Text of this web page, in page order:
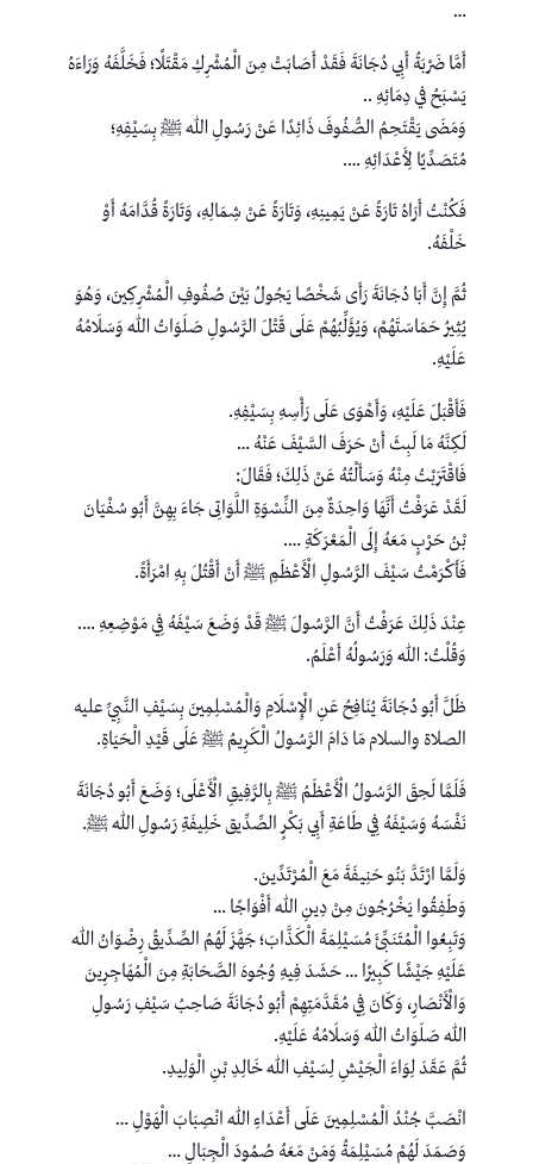
…
أَمَّا ضَرْبَةُ أَبِي دُجَانَةَ فَقَدْ أَصَابَتْ مِنَ الْمُشْرِكِ مَقْتَلًا؛ فَخَلَّفَهُ وَرَاءَهُ
يَسْبَحُ في دِمَائِهِ ..
وَمَضَى يَقْتَحِمُ الصُّفُوفَ ذَائِدًا عَنْ رَسُولِ اللهِ ﷺ بِسَيْفِهِ؛
مُتَصَدِّيًا لِأَعْدَائِهِ ….
فَكُنْتُ أَرَاهُ تَارَةً عَنْ يَمِينِهِ، وَتَارَةً عَنْ شِمَالِهِ، وَتَارَةً قُدَّامَهُ أَوْ
خَلْفَهُ.
ثُمَّ إِنَّ أَبَا دُجَانَةَ رَأَى شَخْصًا يَجُولُ بَيْنَ صُفُوفِ الْمُشْرِكِينَ، وَهُوَ
يُثِيرُ حَمَاسَتَهُمْ، وَيُؤَلِّبُهُمْ عَلَى قَتْلَ الرَّسُولِ صَلَوَاتُ اللهِ وَسَلَامُهُ
عَلَيْهِ.
فَأَقْبَلَ عَلَيْهِ، وَأَهْوَى عَلَى رَأْسِهِ بِسَيْفِهِ.
لَكِنَّهُ مَا لَبِثَ أَنْ حَرَفَ السَّيْفَ عَنْهُ …
فَاقْتَرَبْتُ مِنْهُ وَسَأَلْتُهُ عَنْ ذَلِكَ؛ فَقَالَ:
لَقَدْ عَرَفْتُ أَنَّهَا وَاحِدَةٌ مِنَ النِّسْوَةِ اللَّوَاتِى جَاءَ بِهِنَّ أَبُو سُفْيَانَ
بْنُ حَرْبٍ مَعَهُ إِلَى الْمَعْرَكَةِ ….
فَأَكْرَمْتُ سَيْفَ الرَّسُولِ الْأَعْظَمِ ﷺ أَنْ أَقْتُلَ بِهِ امْرَأَةً.
عِنْدَ ذَلِكَ عَرَفْتُ أَنَّ الرَّسُولَ ﷺ قَدْ وَضَعَ سَيْفَهُ فِي مَوْضِعِهِ ….
وَقُلْتُ: اللهُ وَرَسُولُهُ أَعْلَمُ.
ظَلَّ أَبُو دُجَانَةَ يُنَافِحُ عَنِ الْإِسْلَامِ وَالْمُسْلِمِينَ بِسَيْفِ النَّبِيِّ عليه
الصلاة والسلام مَا دَامَ الرَّسُولُ الْكَرِيمُ ﷺ عَلَى قَيْدِ الْحَيَاةِ.
فَلَمَّا لَحِقَ الرَّسُولُ الْأَعْظَمُ ﷺ بِالرَّفِيقِ الْأَعْلَى؛ وَضَعَ أَبُو دُجَانَةَ
نَفْسَهُ وَسَيْفَهُ فِي طَاعَةِ أَبِي بَكْرٍ الصِّدِّيق خَلِيفَةِ رَسُولِ اللهِ ﷺ.
وَلَمَّا ارْتَدَّ بَنُو حَنِيفَةَ مَعَ الْمُرْتَدِّينَ.
وَطَفِقُوا يَخْرُجُونَ مِنْ دِينِ اللهِ أَفْوَاجًا …
وَتَبِعُوا الْمُتَنَبِّئَ مُسَيْلِمَةَ الْكَذَّابَ؛ جَهَّزَ لَهُمُ الصِّدِّيقُ رِضْوَانُ اللهِ
عَلَيْهِ جَيْشًا كَبِيرًا … حَشَدَ فِيهِ وُجُوهَ الصَّحَابَةِ مِنَ الْمُهَاجِرِينَ
وَالْأَنْصَارِ، وَكَانَ فِي مُقَدَّمَتِهِمْ أَبُو دُجَانَةَ صَاحِبُ سَيْفِ رَسُولِ
اللهِ صَلَوَاتُ اللهِ وَسَلَامُهُ عَلَيْهِ.
ثُمَّ عَقَدَ لِوَاءَ الْجَيْشِ لِسَيْفِ اللهِ خَالِدِ بْنِ الْوَلِيدِ.
انْصَبَّ جُنْدُ الْمُسْلِمِينَ عَلَى أَعْدَاءِ اللهِ انْصِبَابَ الْهَوْلِ …
وَصَمَدَ لَهُمْ مُسَيْلِمَةُ وَمَنْ مَعَهُ صُمُودَ الْجِبَالِ …